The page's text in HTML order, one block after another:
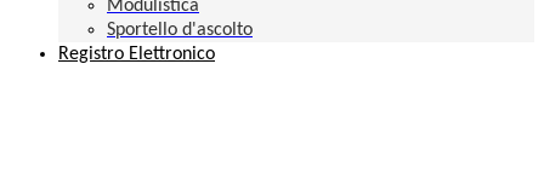
Modulistica
Sportello d'ascolto
Registro Elettronico